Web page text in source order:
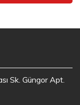
Sk. Güngor Apt.